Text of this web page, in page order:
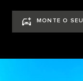
MONTE O SEU